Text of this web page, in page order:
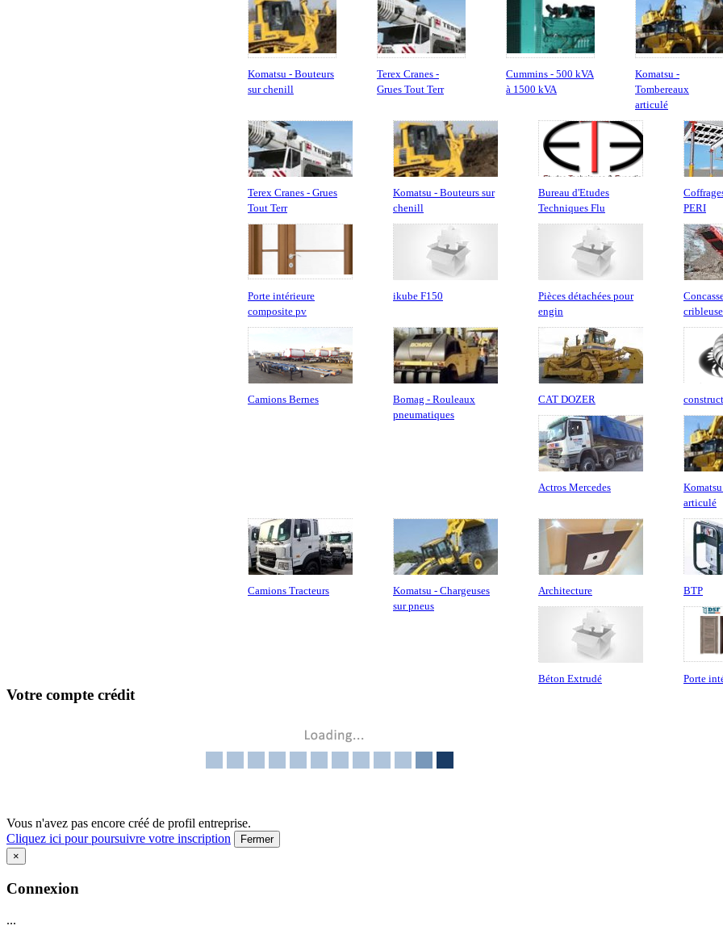
Komatsu - Bouteurs
sur chenill
Terex Cranes -
Grues Tout Terr
Cummins - 500 kVA
à 1500 kVA
Komatsu -
Tombereaux
articulé
Terex Cranes - Grues
Tout Terr
Komatsu - Bouteurs sur
chenill
Bureau d'Etudes
Techniques Flu
PERI
Porte intérieure
composite pv
ikube F150
Pièces détachées pour
engin
Camions Bernes
Bomag - Rouleaux
pneumatiques
CAT DOZER
Actros Mercedes
articulé
Camions Tracteurs
Komatsu - Chargeuses
sur pneus
Architecture BTP
Béton Extrudé Porte
Votre compte crédit
Vous n'avez pas encore créé de profil entreprise.
Cliquez ici pour poursuivre votre inscription
Fermer
×
Connexion
...